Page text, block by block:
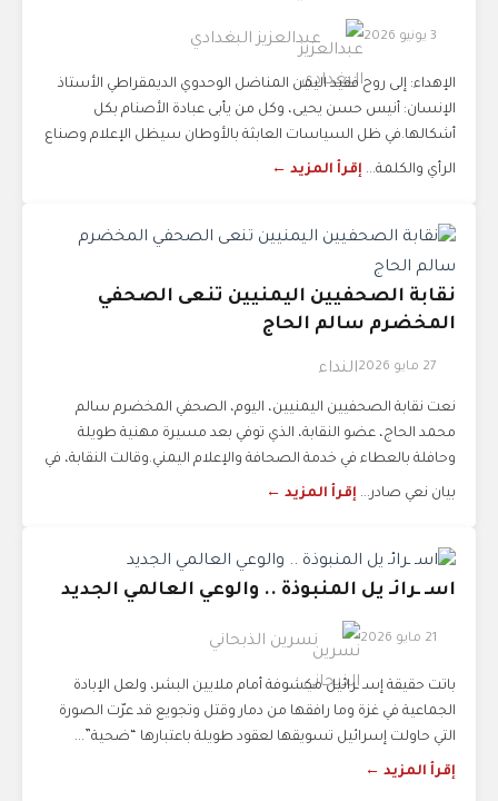
3 يونيو 2026 عبدالعزيز البغدادي
الإهداء: إلى روح فقيد اليمن المناضل الوحدوي الديمقراطي الأستاذ
الإنسان: أنيس حسن يحيى، وكل من يأبى عبادة الأصنام بكل
أشكالها.في ظل السياسات العابثة بالأوطان سيظل الإعلام وصناع
الرأي والكلمة... إقرأ المزيد ←
نقابة الصحفيين اليمنيين تنعى الصحفي
المخضرم سالم الحاج
27 مايو 2026 النداء
نعت نقابة الصحفيين اليمنيين، اليوم، الصحفي المخضرم سالم
محمد الحاج، عضو النقابة، الذي توفي بعد مسيرة مهنية طويلة
وحافلة بالعطاء في خدمة الصحافة والإعلام اليمني.وقالت النقابة، في
بيان نعي صادر... إقرأ المزيد ←
اسـ ـرائـ يل المنبوذة .. والوعي العالمي الجديد
21 مايو 2026 نسرين الذبحاني
باتت حقيقة إسـ ـرائيل مكشوفة أمام ملايين البشر، ولعل الإبادة
الجماعية في غزة وما رافقها من دمار وقتل وتجويع قد عرّت الصورة
التي حاولت إسرائيل تسويقها لعقود طويلة باعتبارها “ضحية”...
إقرأ المزيد ←